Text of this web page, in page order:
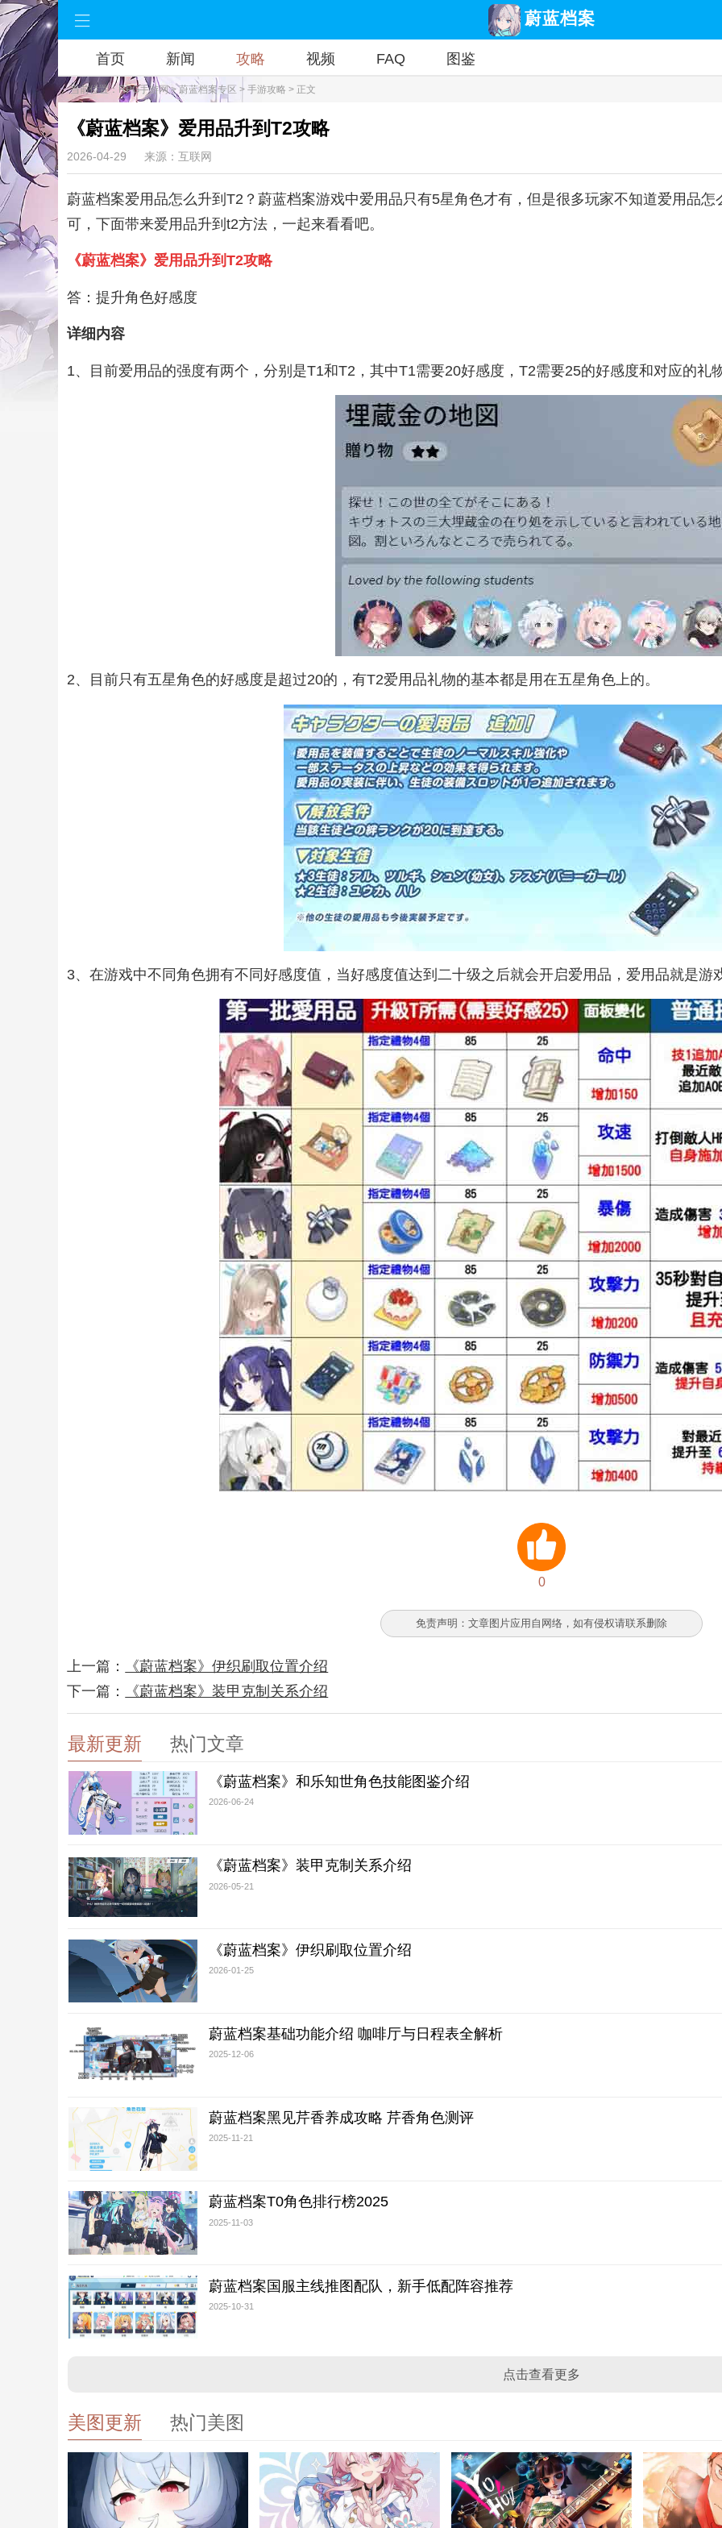
蔚蓝档案
首页 新闻 攻略 视频 FAQ 图鉴
当前位置：RPG手游网>蔚蓝档案专区 > 手游攻略 > 正文
《蔚蓝档案》爱用品升到T2攻略
2026-04-29 来源：互联网
蔚蓝档案爱用品怎么升到T2？蔚蓝档案游戏中爱用品只有5星角色才有，但是很多玩家不知道爱用品
可，下面带来爱用品升到t2方法，一起来看看吧。
《蔚蓝档案》爱用品升到T2攻略
答：提升角色好感度
详细内容
1、目前爱用品的强度有两个，分别是T1和T2，其中T1需要20好感度，T2需要25的好感度和对应的礼
2、目前只有五星角色的好感度是超过20的，有T2爱用品礼物的基本都是用在五星角色上的。
3、在游戏中不同角色拥有不同好感度值，当好感度值达到二十级之后就会开启爱用品，爱用品就是游
0
免责声明：文章图片应用自网络，如有侵权请联系删除
上一篇：
《蔚蓝档案》伊织刷取位置介绍
下一篇：
《蔚蓝档案》装甲克制关系介绍
最新更新 热门文章
《蔚蓝档案》和乐知世角色技能图鉴介绍
2026-06-24
《蔚蓝档案》装甲克制关系介绍
2026-05-21
《蔚蓝档案》伊织刷取位置介绍
2026-01-25
蔚蓝档案基础功能介绍 咖啡厅与日程表全解析
2025-12-06
蔚蓝档案黑见芹香养成攻略 芹香角色测评
2025-11-21
蔚蓝档案T0角色排行榜2025
2025-11-03
蔚蓝档案国服主线推图配队，新手低配阵容推荐
2025-10-31
点击查看更多
美图更新 热门美图